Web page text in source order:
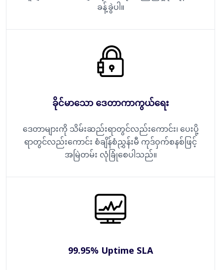
ခန့်ခွဲပါ။
ခိုင်မာသော ဒေတာကာကွယ်ရေး
ဒေတာများကို သိမ်းဆည်းရာတွင်လည်းကောင်း၊ ပေးပို့
ရာတွင်လည်းကောင်း စံချိန်စံညွှန်းမီ ကုဒ်ဝှက်စနစ်ဖြင့်
အမြဲတမ်း လုံခြုံစေပါသည်။
99.95% Uptime SLA